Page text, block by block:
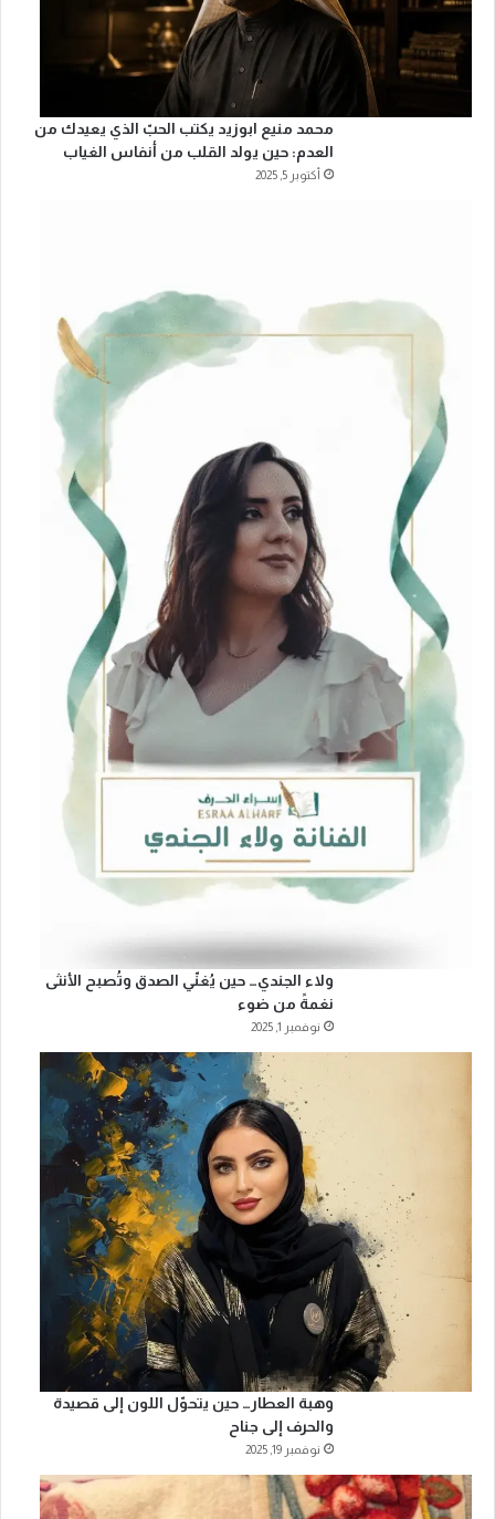
محمد منيع ابوزيد يكتب الحبّ الذي يعيدك من
العدم: حين يولد القلب من أنفاس الغياب
أكتوبر 5, 2025
ولاء الجندي… حين يُغنّي الصدق وتُصبح الأنثى
نغمةً من ضوء
نوفمبر 1, 2025
وهبة العطار… حين يتحوّل اللون إلى قصيدة
والحرف إلى جناح
نوفمبر 19, 2025